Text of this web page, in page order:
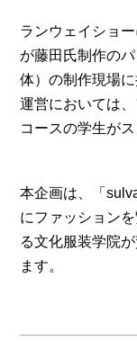
ランウェイショ
が藤田氏制作の
体）の制作現場
運営においては
コースの学生が
本企画は、「
にファッション
る文化服装学院
ます。